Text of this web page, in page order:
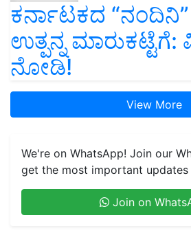
ಕರ್ನಾಟಕದ
ಉತ್ಪನ್ನ ಮಾರುಕಟ್ಟೆಗೆ:
ನೋಡಿ!
View More
We're on WhatsApp! Join our
get the most important updates
Join on